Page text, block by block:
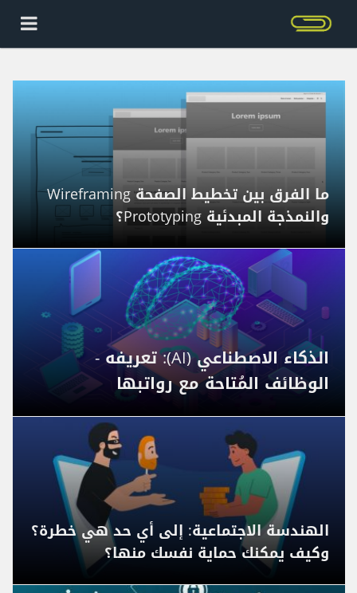
ما الفرق بين تخطيط الصفحة Wireframing
والنمذجة المبدئية Prototyping؟
الذكاء الاصطناعي (AI): تعريفه -
الوظائف المُتاحة مع رواتبها
الهندسة الاجتماعية: إلى أي حد هي خطرة؟
وكيف يمكنك حماية نفسك منها؟